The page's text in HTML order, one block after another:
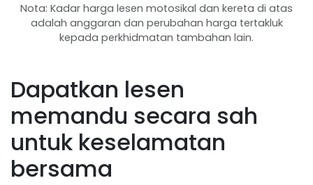
Nota: Kadar harga lesen motosikal dan kereta di atas
adalah anggaran dan perubahan harga tertakluk
kepada perkhidmatan tambahan lain.
Dapatkan lesen
memandu secara sah
untuk keselamatan
bersama